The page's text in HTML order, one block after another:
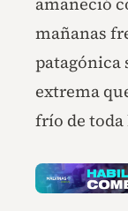
mañanas
patagónica
extrema
frío de toda